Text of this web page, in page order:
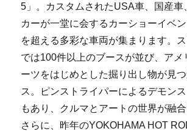
5」。カスタムされたUSA車、国産車
カーが一堂に会するカーショーイベ
を超える多彩な車両が集まります。
では100件以上のブースが並び、アメ
ーツをはじめとした掘り出し物が見
ス。ピンストライパーによるデモン
もあり、クルマとアートの世界が融合
さらに、昨年のYOKOHAMA HOT